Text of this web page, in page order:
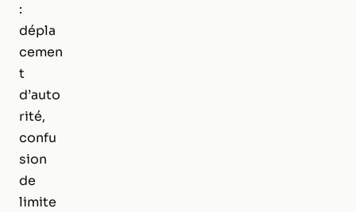
:
dépla
cemen
t
d’auto
rité,
confu
sion
de
limite